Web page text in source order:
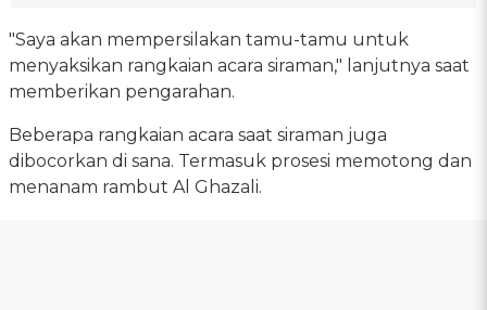
"Saya akan mempersilakan tamu-tamu untuk
menyaksikan rangkaian acara siraman," lanjutnya saat
memberikan pengarahan.
Beberapa rangkaian acara saat siraman juga
dibocorkan di sana. Termasuk prosesi memotong dan
menanam rambut Al Ghazali.